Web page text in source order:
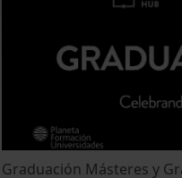
Graduación Másteres y